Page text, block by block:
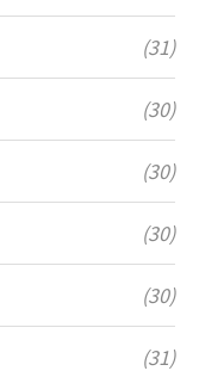
(31)
(30)
(30)
(30)
(30)
(31)